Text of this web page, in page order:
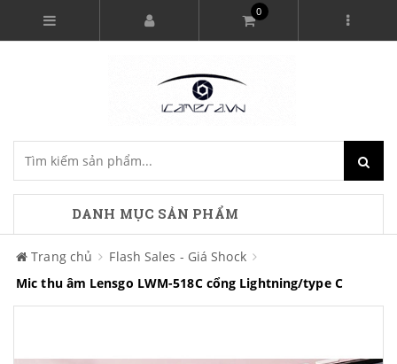
0
DANH MỤC SẢN PHẨM
Trang chủ
Flash Sales - Giá Shock
Mic thu âm Lensgo LWM-518C cổng Lightning/type C